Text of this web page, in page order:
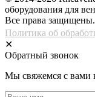
оборудования для
Все права защищены.
Политика об
✕
Обратный звонок
Мы свяжемся с вами